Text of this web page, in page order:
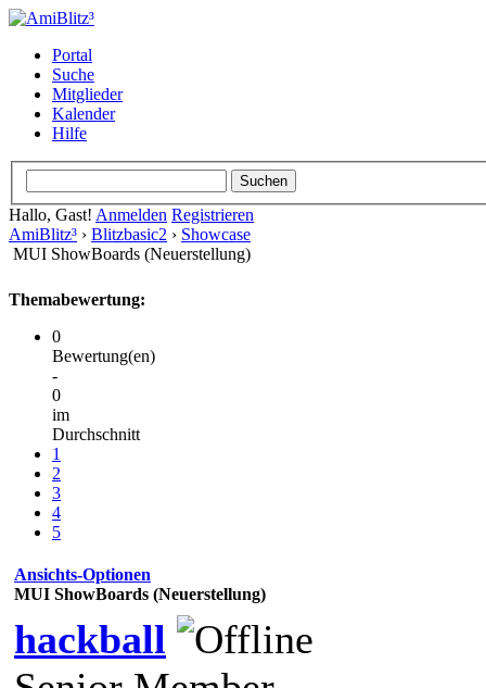
Portal
Suche
Mitglieder
Kalender
Hilfe
Hallo, Gast! Anmelden Registrieren
AmiBlitz³ › Blitzbasic2 › Showcase
MUI ShowBoards (Neuerstellung)
Themabewertung:
0
Bewertung(en)
-
0
im
Durchschnitt
1
2
3
4
5
Ansichts-Optionen
MUI ShowBoards (Neuerstellung)
hackball